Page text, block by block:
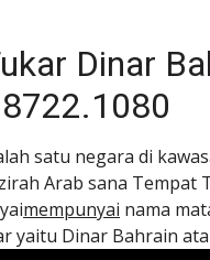
Dinar
satu negara di
Arab sana Tempat
mempunyai nama
yaitu Dinar Bahrain